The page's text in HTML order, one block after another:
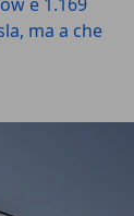
ma a che